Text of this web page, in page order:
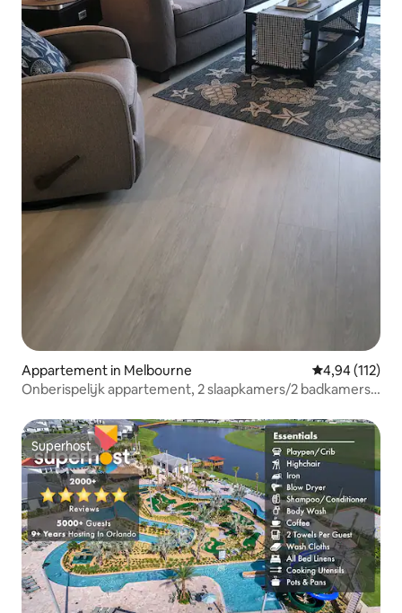
Appartement in Melbourne Gemiddelde
4,94 (112)
Onberispelijk appartement, 2 slaapkamers/2 badkamers
Superhost
Superhost